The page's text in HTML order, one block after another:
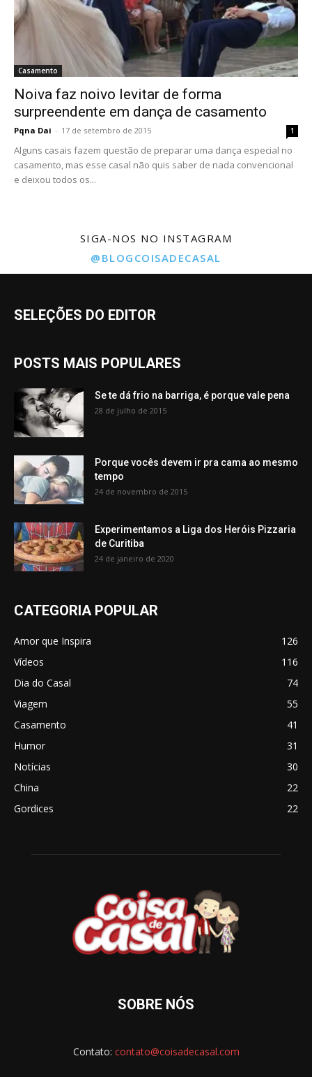
Casamento
Noiva faz noivo levitar de forma
surpreendente em dança de casamento
Pqna Dai - 17 de setembro de 2015 1
Alguns casais fazem questão de preparar uma dança especial no
casamento, mas esse casal não quis saber de nada convencional
e deixou todos os...
SIGA-NOS NO INSTAGRAM
@BLOGCOISADECASAL
SELEÇÕES DO EDITOR
POSTS MAIS POPULARES
Se te dá frio na barriga, é porque vale pena
28 de julho de 2015
Porque vocês devem ir pra cama ao mesmo
tempo
24 de novembro de 2015
Experimentamos a Liga dos Heróis Pizzaria
de Curitiba
24 de janeiro de 2020
CATEGORIA POPULAR
Amor que Inspira
126
Vídeos
116
Dia do Casal
74
Viagem
55
Casamento
41
Humor
31
Notícias
30
China
22
Gordices
22
SOBRE NÓS
Contato: contato@coisadecasal.com